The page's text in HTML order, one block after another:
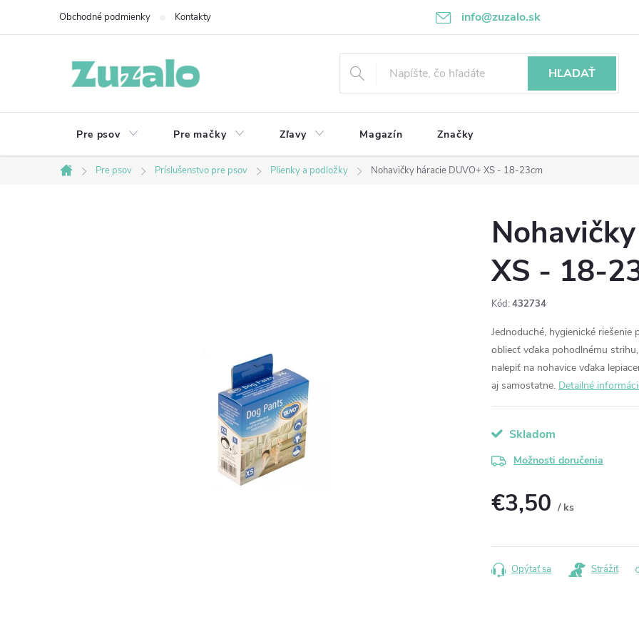
info@zuzalo.sk
Obchodné podmienky Kontakty
HĽADAŤ
Pre psov Pre mačky Zľavy Magazín Značky
Domov
Pre psov Príslušenstvo pre psov Plienky a podložky Nohavičky háracie DUVO+ XS - 18-23cm
XS - 18-
Kód: 432734
Jednoduché, hygienické
obliecť vďaka pohodlnému
nalepiť na nohavice vďaka
aj samostatne. Detailné
Skladom
Možnosti doručenia
€3,50 / ks
Opýtať sa Strážiť